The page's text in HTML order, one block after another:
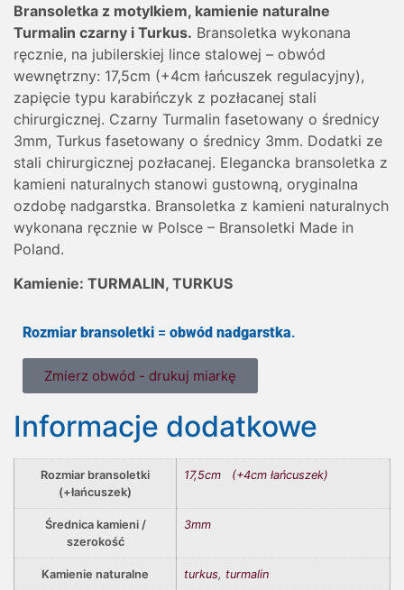
Bransoletka z motylkiem, kamienie naturalne
Turmalin czarny i Turkus. Bransoletka wykonana
ręcznie, na jubilerskiej lince stalowej – obwód
wewnętrzny: 17,5cm (+4cm łańcuszek regulacyjny),
zapięcie typu karabińczyk z pozłacanej stali
chirurgicznej. Czarny Turmalin fasetowany o średnicy
3mm, Turkus fasetowany o średnicy 3mm. Dodatki ze
stali chirurgicznej pozłacanej. Elegancka bransoletka z
kamieni naturalnych stanowi gustowną, oryginalna
ozdobę nadgarstka. Bransoletka z kamieni naturalnych
wykonana ręcznie w Polsce – Bransoletki Made in
Poland.
Kamienie: TURMALIN, TURKUS
Rozmiar bransoletki = obwód nadgarstka.
Zmierz obwód - drukuj miarkę
Informacje dodatkowe
Rozmiar bransoletki
(+łańcuszek)
17,5cm (+4cm łańcuszek)
Średnica kamieni /
szerokość
3mm
Kamienie naturalne turkus, turmalin